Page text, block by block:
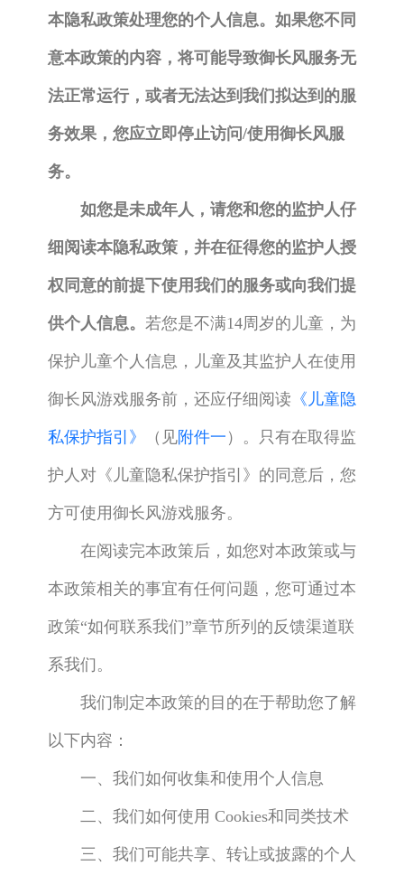
本隐私政策处理您的个人信息。如果您不同
意本政策的内容，将可能导致御长风服务无
法正常运行，或者无法达到我们拟达到的服
务效果，您应立即停止访问/使用御长风服
务。
如您是未成年人，请您和您的监护人仔
细阅读本隐私政策，并在征得您的监护人授
权同意的前提下使用我们的服务或向我们提
供个人信息。 若您是不满14周岁的儿童，为
保护儿童个人信息，儿童及其监护人在使用
御长风游戏服务前，还应仔细阅读 《儿童隐
私保护指引》 （见附件一 ）。只有在取得监
护人对《儿童隐私保护指引》的同意后，您
方可使用御长风游戏服务。
在阅读完本政策后，如您对本政策或与
本政策相关的事宜有任何问题，您可通过本
政策“如何联系我们”章节所列的反馈渠道联
系我们。
我们制定本政策的目的在于帮助您了解
以下内容：
一、我们如何收集和使用个人信息
二、我们如何使用 Cookies和同类技术
三、我们可能共享、转让或披露的个人